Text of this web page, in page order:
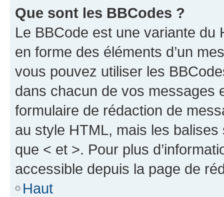
Que sont les BBCodes ?
Le BBCode est une variante du
en forme des éléments d’un
vous pouvez utiliser les
dans chacun de vos messages
formulaire de rédaction de
au style HTML, mais les
que < et >. Pour plus
accessible depuis la page de
Haut